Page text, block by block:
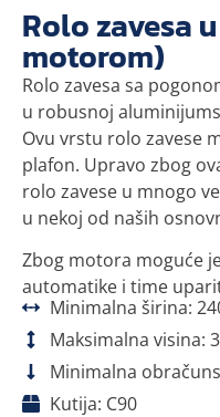
Rolo zavesa
motorom)
Rolo zavesa sa
u robusnoj
Ovu vrstu rolo zavese
plafon. Upravo zbog
rolo zavese u mnogo
u nekoj od naših
Zbog motora moguće
automatike i time
Minimalna širina:
Maksimalna visina:
Minimalna
Kutija: C90